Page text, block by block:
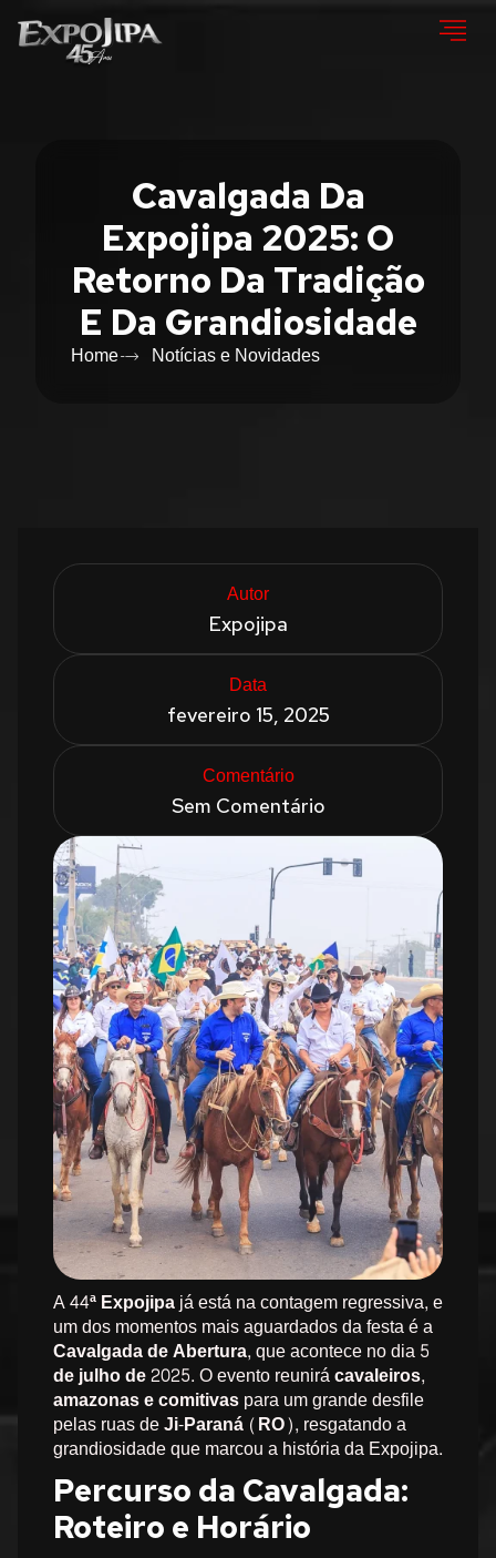
Cavalgada Da
Expojipa 2025: O
Retorno Da Tradição
E Da Grandiosidade
Home Notícias e Novidades
Autor
Expojipa
Data
fevereiro 15, 2025
Comentário
Sem Comentário
A44ª Expojipajá está na contagem regressiva, e
um dos momentos mais aguardados da festa é a
Cavalgada de Abertura, que acontece no dia5
de julho de 2025. O evento reunirácavaleiros,
amazonas e comitivaspara um grande desfile
pelas ruas deJi-Paraná (RO), resgatando a
grandiosidade que marcou a história da Expojipa.
Percurso da Cavalgada:
Roteiro e Horário